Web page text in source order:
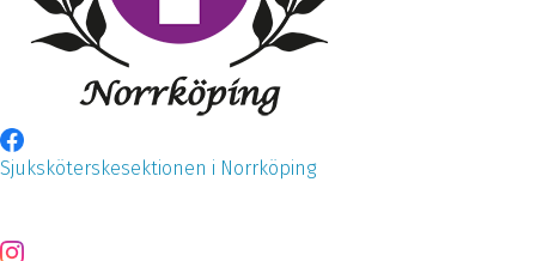
Sjuksköterskesektionen i Norrköping